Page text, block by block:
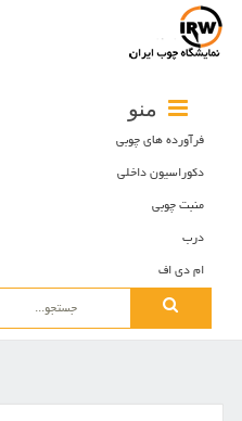
منو
فرآورده های چوبی
دکوراسیون داخلی
منبت چوبی
درب
ام دی اف
Search